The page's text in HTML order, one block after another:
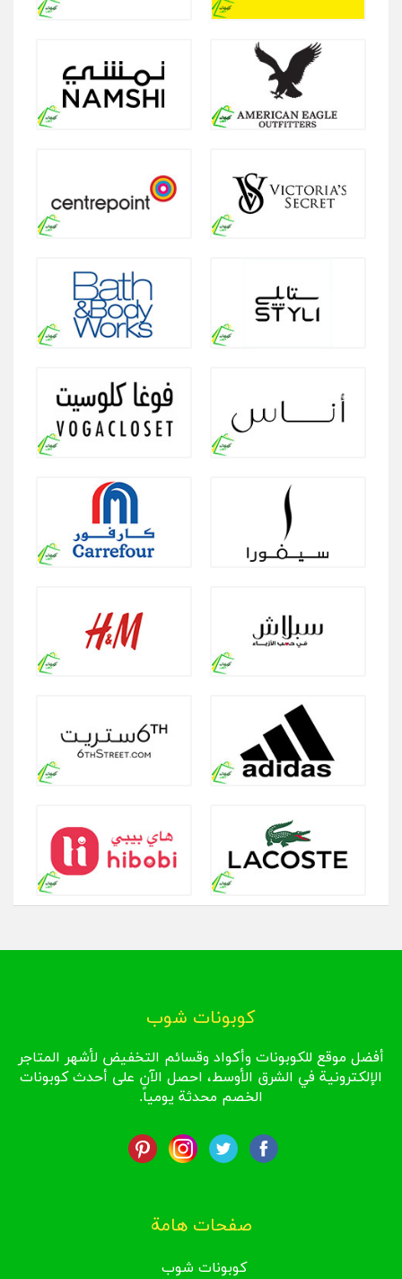
كوبونات شوب
أفضل موقع للكوبونات وأكواد وقسائم التخفيض لأشهر المتاجر
الإلكترونية في الشرق الأوسط، احصل الآن على أحدث كوبونات
الخصم محدثة يومياً.
صفحات هامة
كوبونات شوب